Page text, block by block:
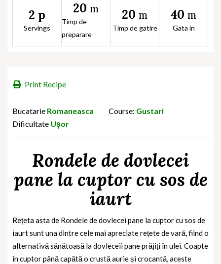
2 p
Servings
20 m
Timp de
preparare
20 m
Timp de gatire
40 m
Gata in
Print Recipe
Bucatarie Romaneasca Course: Gustari
Dificultate Ușor
Rondele de dovlecei
pane la cuptor cu sos de
iaurt
Rețeta asta de Rondele de dovlecei pane la cuptor cu sos de
iaurt sunt una dintre cele mai apreciate rețete de vară, fiind o
alternativă sănătoasă la dovleceii pane prăjiți în ulei. Coapte
în cuptor până capătă o crustă aurie și crocantă, aceste